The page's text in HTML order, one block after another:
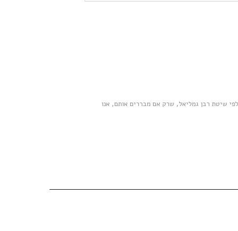
שיטת רבן גמליאל, שרק אם מבררים אותם, אנו